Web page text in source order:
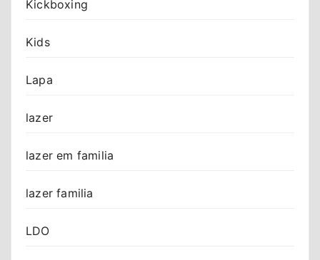
Kickboxing
Kids
Lapa
lazer
lazer em familia
lazer familia
LDO